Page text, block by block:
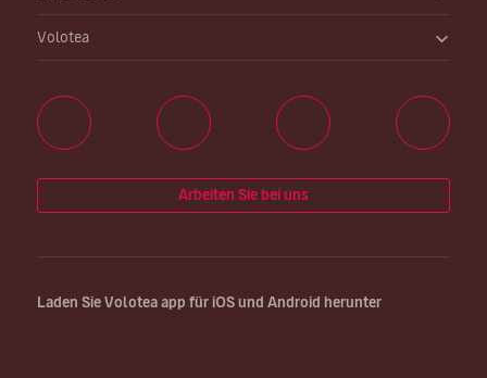
Volotea
Arbeiten Sie bei uns
Laden Sie Volotea app für iOS und Android herunter